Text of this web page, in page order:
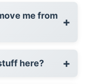
me from +
here? +